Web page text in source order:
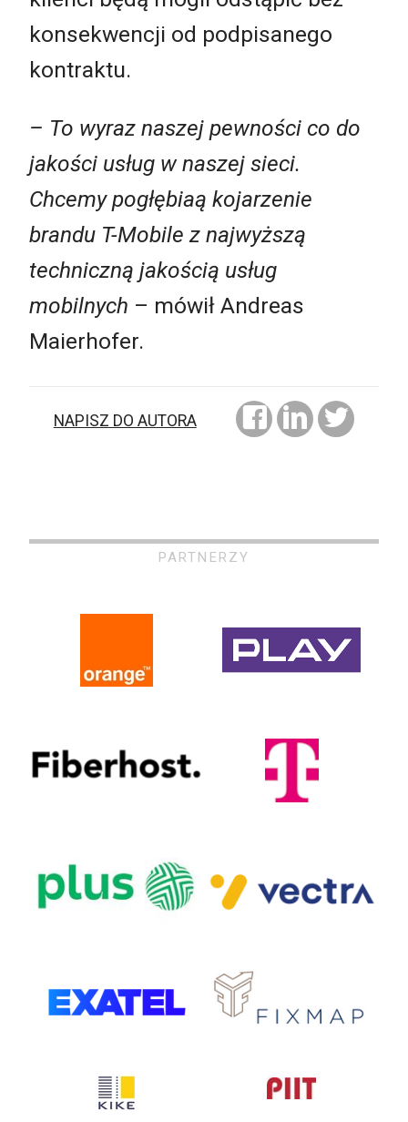
konsekwencji od podpisanego
kontraktu.
– To wyraz naszej pewności co do
jakości usług w naszej sieci.
Chcemy pogłębiaą kojarzenie
brandu T-Mobile z najwyższą
techniczną jakością usług
mobilnych – mówił Andreas
Maierhofer.
NAPISZ DO AUTORA
PARTNERZY